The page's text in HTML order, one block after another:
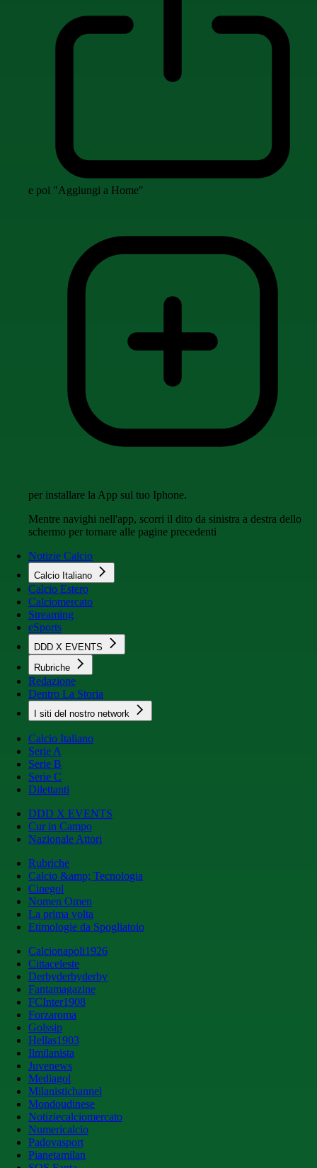
e poi "Aggiungi a Home"
per installare la App sul tuo Iphone.
Mentre navighi nell'app, scorri il dito da sinistra a destra dello
schermo per tornare alle pagine precedenti
Notizie Calcio
Calcio Italiano
Calcio Estero
Calciomercato
Streaming
eSports
DDD X EVENTS
Rubriche
Redazione
Dentro La Storia
I siti del nostro network
Calcio Italiano
Serie A
Serie B
Serie C
Dilettanti
DDD X EVENTS
Cur in Campo
Nazionale Attori
Rubriche
Calcio &amp; Tecnologia
Cinegol
Nomen Omen
La prima volta
Etimologie da Spogliatoio
Calcionapoli1926
Cittaceleste
Derbyderbyderby
Fantamagazine
FCInter1908
Forzaroma
Golssip
Hellas1903
Ilmilanista
Juvenews
Mediagol
Milanistichannel
Mondoudinese
Notiziecalciomercato
Numericalcio
Padovasport
Pianetamilan